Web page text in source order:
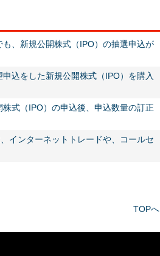
、新規公開株式（IPO）の抽選申込が
込をした新規公開株式（IPO）を購入
式（IPO）の申込後、申込数量の訂正
インターネットトレードや、コールセ
TOPへ